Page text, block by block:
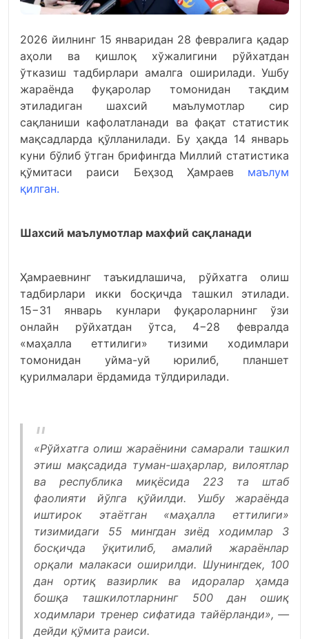
2026 йилнинг 15 январидан 28 февралига қадар
аҳоли ва қишлоқ хўжалигини рўйхатдан
ўтказиш тадбирлари амалга оширилади. Ушбу
жараёнда фуқаролар томонидан тақдим
этиладиган шахсий маълумотлар сир
сақланиши кафолатланади ва фақат статистик
мақсадларда қўлланилади. Бу ҳақда 14 январь
куни бўлиб ўтган брифингда Миллий статистика
қўмитаси раиси Беҳзод Ҳамраев маълум
қилган.
Шахсий маълумотлар махфий сақланади
Ҳамраевнинг таъкидлашича, рўйхатга олиш
тадбирлари икки босқичда ташкил этилади.
15−31 январь кунлари фуқароларнинг ўзи
онлайн рўйхатдан ўтса, 4−28 февралда
«маҳалла еттилиги» тизими ходимлари
томонидан уйма-уй юрилиб, планшет
қурилмалари ёрдамида тўлдирилади.
«Рўйхатга олиш жараёнини самарали ташкил
этиш мақсадида туман-шаҳарлар, вилоятлар
ва республика миқёсида 223 та штаб
фаолияти йўлга қўйилди. Ушбу жараёнда
иштирок этаётган «маҳалла еттилиги»
тизимидаги 55 мингдан зиёд ходимлар 3
босқичда ўқитилиб, амалий жараёнлар
орқали малакаси оширилди. Шунингдек, 100
дан ортиқ вазирлик ва идоралар ҳамда
бошқа ташкилотларнинг 500 дан ошиқ
ходимлари тренер сифатида тайёрланди», —
дейди қўмита раиси.